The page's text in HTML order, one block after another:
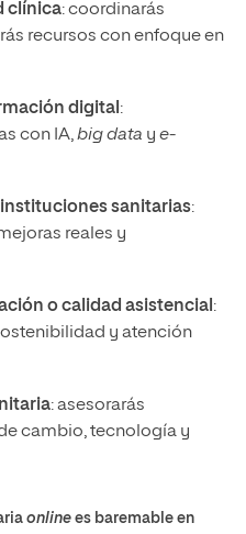
clínica: coordinarás
recursos con enfoque en
digital :
con IA,big data y e-
sanitarias:
reales y
o calidad asistencial :
y atención
: asesorarás
cambio, tecnología y
online es baremable en